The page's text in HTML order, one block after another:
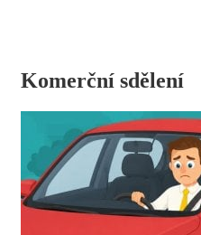
Komerční sdělení